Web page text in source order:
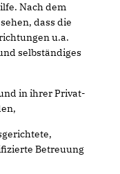
Nach dem
dass die
u.a.
selbständiges
in ihrer Privat-
Betreuung